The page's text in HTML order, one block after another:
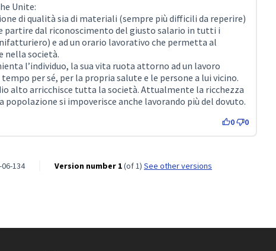
Unite:
di qualità sia di materiali (sempre più difficili da reperire)
partire dal riconoscimento del giusto salario in tutti i
e ad un orario lavorativo che permetta al
nella società.
l’individuo, la sua vita ruota attorno ad un lavoro
per sé, per la propria salute e le persone a lui vicino.
alto arricchisce tutta la società. Attualmente la ricchezza
popolazione si impoverisce anche lavorando più del dovuto.
0 0
134 Version number 1(of 1) see other versions